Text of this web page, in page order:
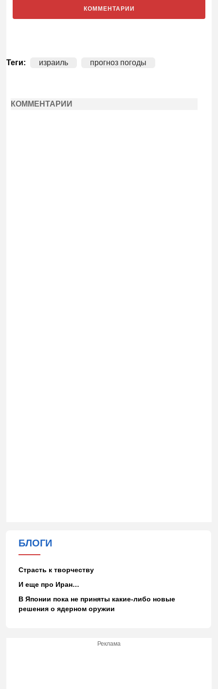
КОММЕНТАРИИ
Теги: израиль прогноз погоды
КОММЕНТАРИИ
БЛОГИ
Страсть к творчеству
И еще про Иран…
В Японии пока не приняты какие-либо новые
решения о ядерном оружии
Реклама